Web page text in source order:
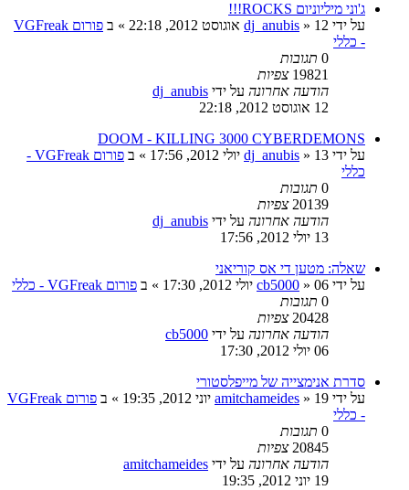
ג'וני מיליוניום ROCKS!!!
על ידי
dj_anubis » 12 אוגוסט 2012, 22:18 » ב
פורום VGFreak
- כללי
0 תגובות
19821 צפיות
הודעה אחרונה על ידי dj_anubis
12 אוגוסט 2012, 22:18
DOOM - KILLING 3000 CYBERDEMONS
על ידי
dj_anubis » 13 יולי 2012, 17:56 » ב
פורום VGFreak -
כללי
0 תגובות
20139 צפיות
הודעה אחרונה על ידי dj_anubis
13 יולי 2012, 17:56
שאלה: מטען די אס קוריאני
על ידי
cb5000 » 06 יולי 2012, 17:30 » ב פורום VGFreak - כללי
0 תגובות
20428 צפיות
הודעה אחרונה על ידי cb5000
06 יולי 2012, 17:30
סדרת אנימצייה של מייפלסטורי
על ידי
amitchameides » 19 יוני 2012, 19:35 » ב
פורום VGFreak
- כללי
0 תגובות
20845 צפיות
הודעה אחרונה על ידי amitchameides
19 יוני 2012, 19:35